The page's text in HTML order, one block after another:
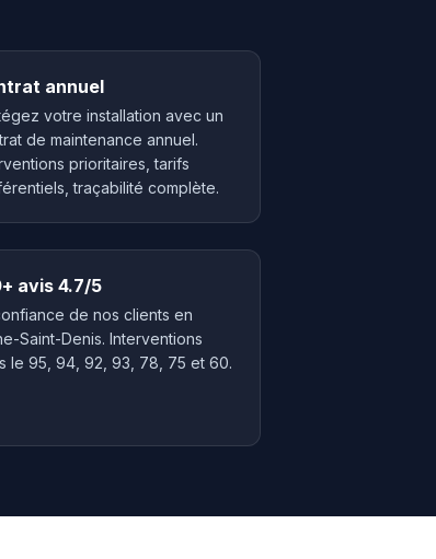
annuel
votre installation avec un
de maintenance annuel.
prioritaires, tarifs
traçabilité complète.
avis 4.7/5
de nos clients en
Saint-Denis. Interventions
le 95, 94, 92, 93, 78, 75 et 60.